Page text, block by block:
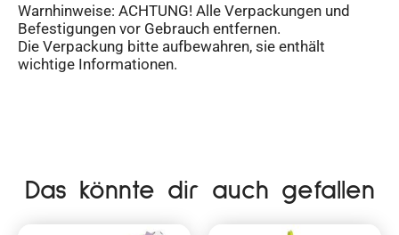
Warnhinweise: ACHTUNG! Alle Verpackungen und
Befestigungen vor Gebrauch entfernen.
Die Verpackung bitte aufbewahren, sie enthält
wichtige Informationen.
Das könnte dir auch gefallen